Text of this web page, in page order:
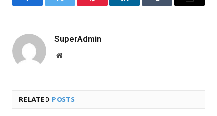
FacebookTwitter Pinterest LinkedInTumblr Email
SuperAdmin
Website
RELATED POSTS